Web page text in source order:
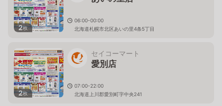
2枚
06:00-00:00
北海道札幌市北区あいの里4条5丁目
2枚
セイコーマート
愛別店
07:00-22:00
北海道上川郡愛別町字中央241